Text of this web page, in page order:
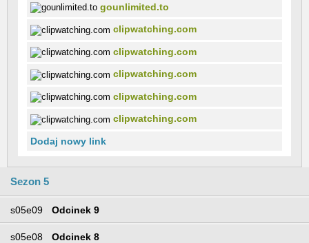
gounlimited.to
clipwatching.com
clipwatching.com
clipwatching.com
clipwatching.com
clipwatching.com
Dodaj nowy link
Sezon 5
s05e09 Odcinek 9
s05e08 Odcinek 8